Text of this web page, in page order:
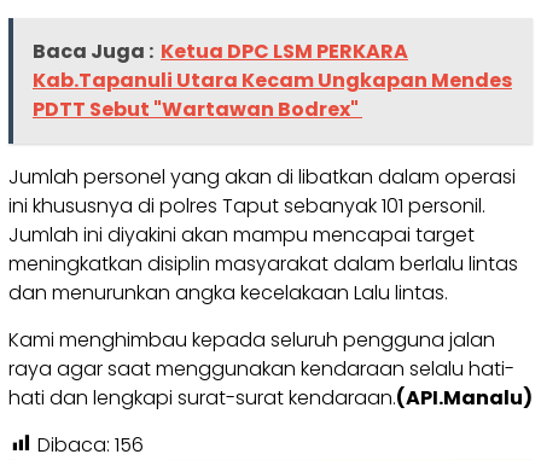
Baca Juga : Ketua DPC LSM PERKARA
Kab.Tapanuli Utara Kecam Ungkapan Mendes
PDTT Sebut "Wartawan Bodrex"
Jumlah personel yang akan di libatkan dalam operasi
ini khususnya di polres Taput sebanyak 101 personil.
Jumlah ini diyakini akan mampu mencapai target
meningkatkan disiplin masyarakat dalam berlalu lintas
dan menurunkan angka kecelakaan Lalu lintas.
Kami menghimbau kepada seluruh pengguna jalan
raya agar saat menggunakan kendaraan selalu hati-
hati dan lengkapi surat-surat kendaraan.(API.Manalu)
Dibaca: 156